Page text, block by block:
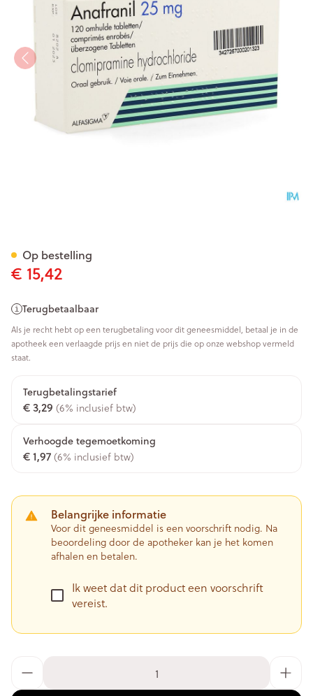
€ 15,42
Terugbetaalbaar
Als je recht hebt op een terugbetaling voor dit geneesmiddel, betaal je in de
apotheek een verlaagde prijs en niet de prijs die op onze webshop vermeld
staat.
Terugbetalingstarief
€ 3,29 (6% inclusief btw)
Verhoogde tegemoetkoming
€ 1,97(6% inclusief btw)
Belangrijke informatie
Voor dit geneesmiddel is een voorschrift nodig. Na
beoordeling door de apotheker kan je het komen
afhalen en betalen.
Ik weet dat dit product een voorschrift
vereist.
Op bestelling